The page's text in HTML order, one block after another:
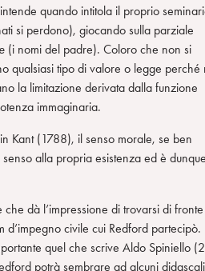
quando intitola il proprio
si perdono), giocando sulla parziale
(i nomi del padre). Coloro che non si
qualsiasi tipo di valore o legge perché
la limitazione derivata dalla funzione
immaginaria.
Kant (1788), il senso morale, se ben
alla propria esistenza ed è
dà l’impressione di trovarsi di
d’impegno civile cui Redford partecipò.
quel che scrive Aldo Spiniello
potrà sembrare ad alcuni